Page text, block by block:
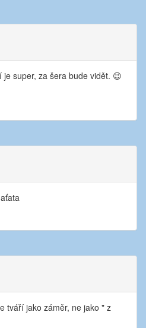
super, za šera bude vidět. 😉
tváří jako záměr, ne jako " z